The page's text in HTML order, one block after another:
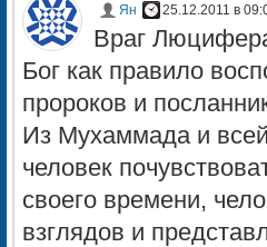
Ян 25.12.2011 в
Враг
Бог как правило
пророков и
Из Мухаммада и
человек
своего времени,
взглядов и